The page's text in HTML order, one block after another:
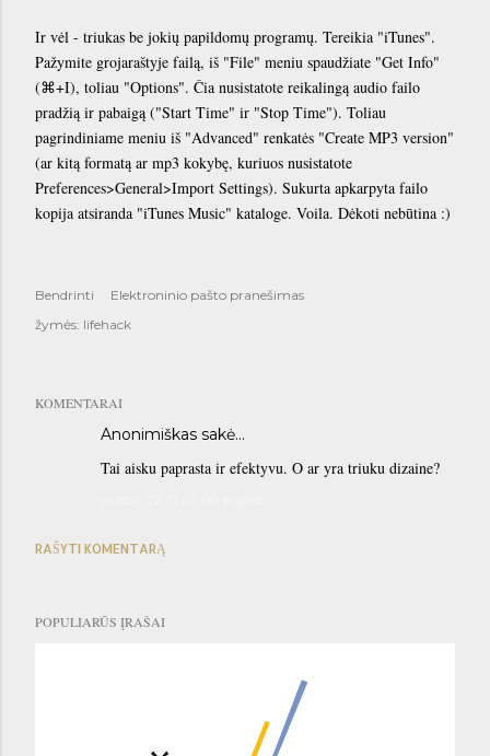
Ir vėl - triukas be jokių papildomų programų. Tereikia "iTunes".
Pažymite grojaraštyje failą, iš "File" meniu spaudžiate "Get Info"
(⌘+I), toliau "Options". Čia nusistatote reikalingą audio failo
pradžią ir pabaigą ("Start Time" ir "Stop Time"). Toliau
pagrindiniame meniu iš "Advanced" renkatės "Create MP3 version"
(ar kitą formatą ar mp3 kokybę, kuriuos nusistatote
Preferences>General>Import Settings). Sukurta apkarpyta failo
kopija atsiranda "iTunes Music" kataloge. Voila. Dėkoti nebūtina :)
Bendrinti
Elektroninio pašto pranešimas
žymės: lifehack
KOMENTARAI
Anonimiškas sakė…
Tai aisku paprasta ir efektyvu. O ar yra triuku dizaine?
RAŠYTI KOMENTARĄ
POPULIARŪS ĮRAŠAI